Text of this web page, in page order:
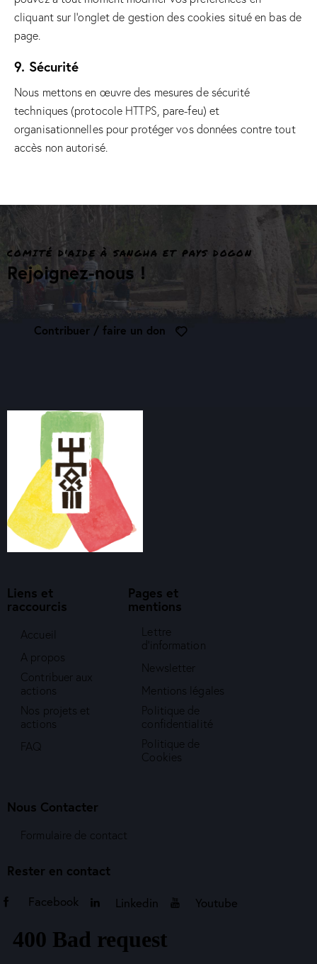
cliquant sur l’onglet de gestion des cookies situé en bas de
page.
9. Sécurité
Nous mettons en œuvre des mesures de sécurité
techniques (protocole HTTPS, pare-feu) et
organisationnelles pour protéger vos données contre tout
accès non autorisé.
COMITÉ D'AIDE À SANGHA ET PAYS DOGON
Rejoignez-nous !
Contribuer / faire un don
Liens et
raccourcis
Accueil
A propos
Contribuer aux
actions
Nos projets et
actions
FAQ
Pages et
mentions
Lettre
d'information
Newsletter
Mentions légales
Politique de
confidentialité
Politique de
Cookies
Nous Contacter
Formulaire de contact
Rester en contact
Facebook Linkedin Youtube